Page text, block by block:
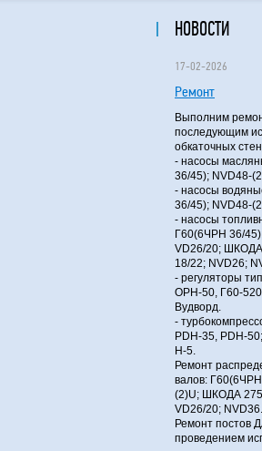
НОВОСТИ
17-02-2026
Ремонт
Выполним
последующим
обкаточных
- насосы
36/45); NVD48-
- насосы
36/45); NVD48-
- насосы
Г60(6ЧРН 36/
VD26/20;
18/22; NVD26;
- регуляторы
ОРН-50, Г60-
Вудворд.
-
PDH-35, PDH-
Н-5.
Ремонт
валов:
(2)U; ШКОДА
VD26/20; NVD36.
Ремонт постов
проведением